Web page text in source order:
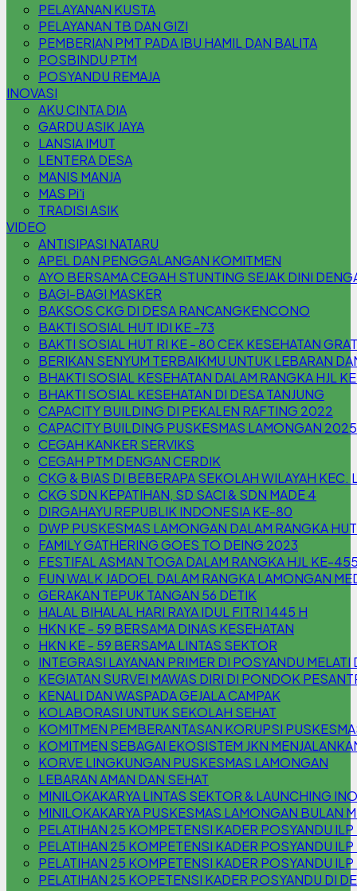
PELAYANAN KUSTA
PELAYANAN TB DAN GIZI
PEMBERIAN PMT PADA IBU HAMIL DAN BALITA
POSBINDU PTM
POSYANDU REMAJA
INOVASI
AKU CINTA DIA
GARDU ASIK JAYA
LANSIA IMUT
LENTERA DESA
MANIS MANJA
MAS Pi'i
TRADISI ASIK
VIDEO
ANTISIPASI NATARU
APEL DAN PENGGALANGAN KOMITMEN
AYO BERSAMA CEGAH STUNTING SEJAK DINI
BAGI-BAGI MASKER
BAKSOS CKG DI DESA RANCANGKENCONO
BAKTI SOSIAL HUT IDI KE -73
BAKTI SOSIAL HUT RI KE - 80 CEK KESEHATAN
BERIKAN SENYUM TERBAIKMU UNTUK LEBARAN
BHAKTI SOSIAL KESEHATAN DALAM RANGKA HJL
BHAKTI SOSIAL KESEHATAN DI DESA TANJUNG
CAPACITY BUILDING DI PEKALEN RAFTING 2022
CAPACITY BUILDING PUSKESMAS LAMONGAN 2025
CEGAH KANKER SERVIKS
CEGAH PTM DENGAN CERDIK
CKG & BIAS DI BEBERAPA SEKOLAH WILAYAH KEC.
CKG SDN KEPATIHAN, SD SACI & SDN MADE 4
DIRGAHAYU REPUBLIK INDONESIA KE-80
DWP PUSKESMAS LAMONGAN DALAM RANGKA
FAMILY GATHERING GOES TO DEING 2023
FESTIFAL ASMAN TOGA DALAM RANGKA HJL KE-
FUN WALK JADOEL DALAM RANGKA LAMONGAN
GERAKAN TEPUK TANGAN 56 DETIK
HALAL BIHALAL HARI RAYA IDUL FITRI 1445 H
HKN KE - 59 BERSAMA DINAS KESEHATAN
HKN KE - 59 BERSAMA LINTAS SEKTOR
INTEGRASI LAYANAN PRIMER DI POSYANDU
KEGIATAN SURVEI MAWAS DIRI DI PONDOK
KENALI DAN WASPADA GEJALA CAMPAK
KOLABORASI UNTUK SEKOLAH SEHAT
KOMITMEN PEMBERANTASAN KORUPSI
KOMITMEN SEBAGAI EKOSISTEM JKN
KORVE LINGKUNGAN PUSKESMAS LAMONGAN
LEBARAN AMAN DAN SEHAT
MINILOKAKARYA LINTAS SEKTOR & LAUNCHING
MINILOKAKARYA PUSKESMAS LAMONGAN BULAN
PELATIHAN 25 KOMPETENSI KADER POSYANDU
PELATIHAN 25 KOMPETENSI KADER POSYANDU ILP
PELATIHAN 25 KOMPETENSI KADER POSYANDU
PELATIHAN 25 KOPETENSI KADER POSYANDU DI